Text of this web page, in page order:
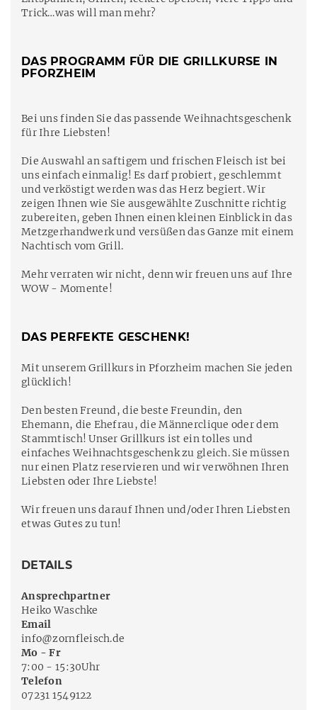
Trick…was will man mehr?
DAS PROGRAMM FÜR DIE GRILLKURSE IN
PFORZHEIM
Bei uns finden Sie das passende Weihnachtsgeschenk
für Ihre Liebsten!
Die Auswahl an saftigem und frischen Fleisch ist bei
uns einfach einmalig! Es darf probiert, geschlemmt
und verköstigt werden was das Herz begiert. Wir
zeigen Ihnen wie Sie ausgewählte Zuschnitte richtig
zubereiten, geben Ihnen einen kleinen Einblick in das
Metzgerhandwerk und versüßen das Ganze mit einem
Nachtisch vom Grill.
Mehr verraten wir nicht, denn wir freuen uns auf Ihre
WOW - Momente!
DAS PERFEKTE GESCHENK!
Mit unserem Grillkurs in Pforzheim machen Sie jeden
glücklich!
Den besten Freund, die beste Freundin, den
Ehemann, die Ehefrau, die Männerclique oder dem
Stammtisch! Unser Grillkurs ist ein tolles und
einfaches Weihnachtsgeschenk zu gleich. Sie müssen
nur einen Platz reservieren und wir verwöhnen Ihren
Liebsten oder Ihre Liebste!
Wir freuen uns darauf Ihnen und/oder Ihren Liebsten
etwas Gutes zu tun!
DETAILS
Ansprechpartner
Heiko Waschke
Email
info@zornfleisch.de
Mo - Fr
7:00 - 15:30Uhr
Telefon
07231 1549122